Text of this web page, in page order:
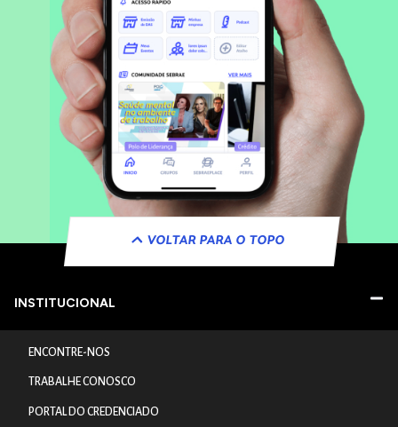
VOLTAR PARA O TOPO
INSTITUCIONAL
ENCONTRE-NOS
TRABALHE CONOSCO
PORTAL DO CREDENCIADO